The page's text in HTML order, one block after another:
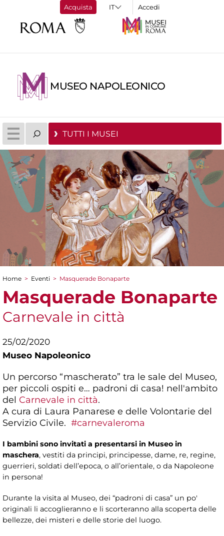
Acquista Accedi
MUSEO NAPOLEONICO
TUTTI I MUSEI
Tu sei qui
Home > Eventi > Masquerade Bonaparte
Masquerade Bonaparte
Carnevale in città
25/02/2020
Museo Napoleonico
Un percorso “mascherato” tra le sale del Museo,
per piccoli ospiti e… padroni di casa! nell'ambito
del Carnevale in città.
A cura di Laura Panarese e delle Volontarie del
Servizio Civile. #carnevaleroma
I bambini sono invitati a presentarsi in Museo in
maschera, vestiti da principi, principesse, dame, re, regine,
guerrieri, soldati dell’epoca, o all’orientale, o da Napoleone
in persona!
Durante la visita al Museo, dei “padroni di casa” un po'
originali li accoglieranno e li scorteranno alla scoperta delle
bellezze, dei misteri e delle storie del luogo.